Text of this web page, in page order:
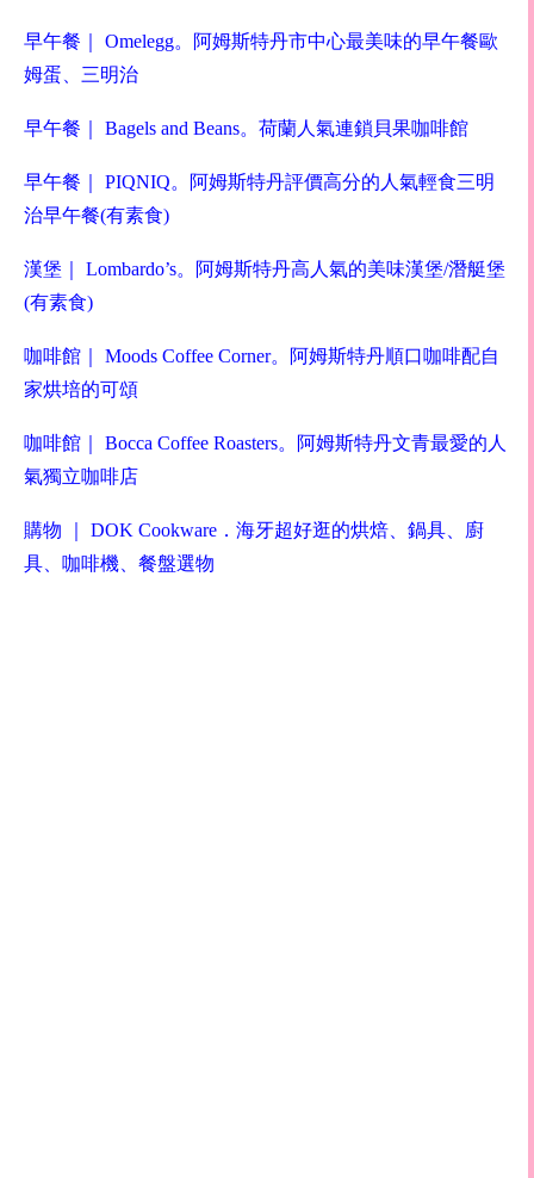
早午餐 Omelegg。阿姆斯特丹市中心最美味的早午餐歐
姆蛋、三明治
早午餐 Bagels and Beans。荷蘭人氣連鎖貝果咖啡館
早午餐 PIQNIQ。阿姆斯特丹評價高分的人氣輕食三明
治早午餐(有素食)
漢堡 Lombardo’s。阿姆斯特丹高人氣的美味漢堡/潛艇堡
(有素食)
咖啡館 Moods Coffee Corner。阿姆斯特丹順口咖啡配自
家烘培的可頌
咖啡館 Bocca Coffee Roasters。阿姆斯特丹文青最愛的人
氣獨立咖啡店
購物 DOK Cookware ．海牙超好逛的烘焙、鍋具、廚
具、咖啡機、餐盤選物